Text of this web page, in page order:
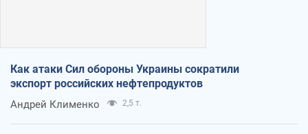
Как атаки Сил обороны Украины сократили
экспорт российских нефтепродуктов
Андрей Клименко 2,5 т.